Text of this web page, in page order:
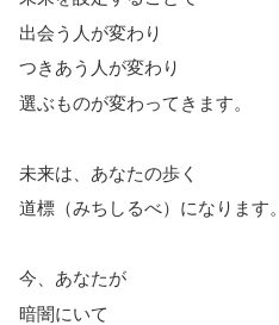
出会う人が変わり
つきあう人が変わり
選ぶものが変わってきます。
未来は、あなたの歩く
道標（みちしるべ）になります。
今、あなたが
暗闇にいて